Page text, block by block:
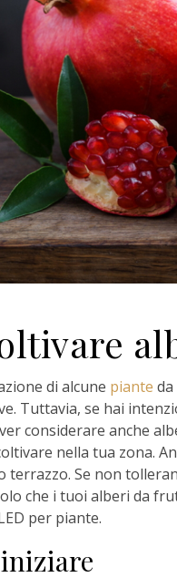
di alcune piante
Tuttavia, se hai
considerare anche
nella tua zona.
terrazzo. Se non
che i tuoi alberi da
per piante.